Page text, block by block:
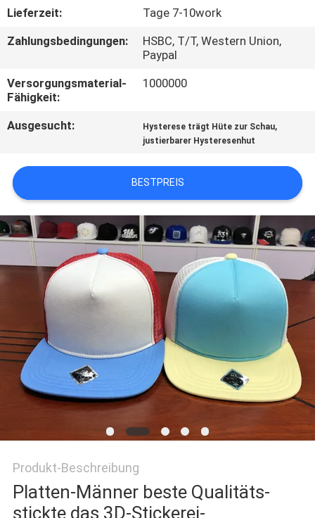
UNS
IN
VERBINDUNG
NACHRICHTEN
SITEMAP
PRIVACY
POLICY
Lieferzeit:
Tage 7-10work
Zahlungsbedingungen:
HSBC, T/T, Western Union,
Paypal
Versorgungsmaterial-
Fähigkeit:
1000000
Ausgesucht: Hysterese trägt Hüte zur Schau,
justierbarer Hysteresenhut
BESTPREIS
Produkt-Beschreibung
Platten-Männer beste Qualitäts-
stickte das 3D-Stickerei-